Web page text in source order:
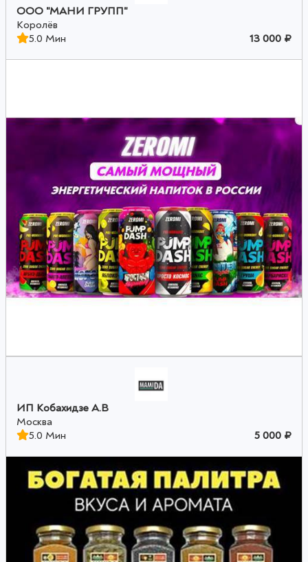
ООО "МАНИ ГРУПП"
Королёв
5.0 Мин
13 000 ₽
ИП Кобахидзе А.В
Москва
5.0 Мин
5 000 ₽